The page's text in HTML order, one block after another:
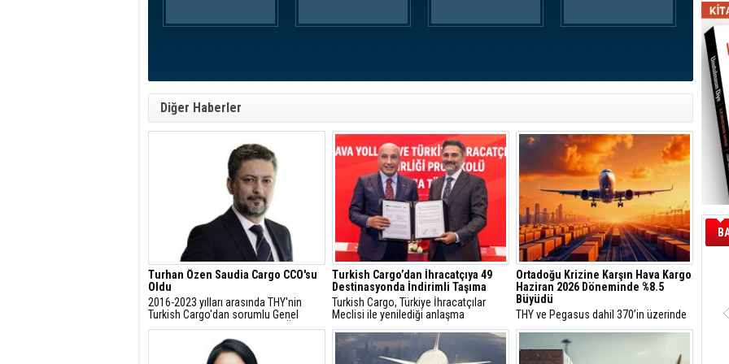
Diğer Haberler
Turhan Özen Saudia Cargo CCO'su
Oldu
2016-2023 yılları arasında THY'nin
Turkish Cargo'dan sorumlu Genel
Müdür Yardımcısı olan Turhan Özen,
Saudia Cargo CCO' su olarak atandı.
Turkish Cargo’dan İhracatçıya 49
Destinasyonda İndirimli Taşıma
Turkish Cargo, Türkiye İhracatçılar
Meclisi ile yenilediği anlaşma
kapsamında ihracatçıların ürünlerini 30
ülkedeki 49 destinasyona ortalama
yüzde 34 indirimle taşıyacak.
Ortadoğu Krizine Karşın Hava Kargo
Haziran 2026 Döneminde %8.5
Büyüdü
THY ve Pegasus dahil 370’in üzerinde
havayolu şirketini çatısı altında
toplayan ve sivil havacılık trafiğinin %
85’ini temsil eden Uluslararası Hava